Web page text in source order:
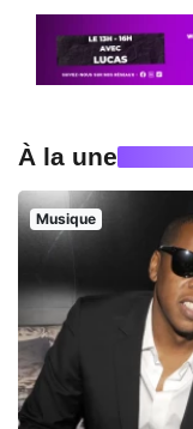
À la une
Musique